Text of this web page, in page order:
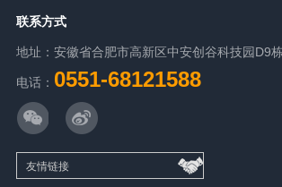
联系方式
地址：安徽省合肥市高新区中安创谷科技园D9
电话： 0551-68121588